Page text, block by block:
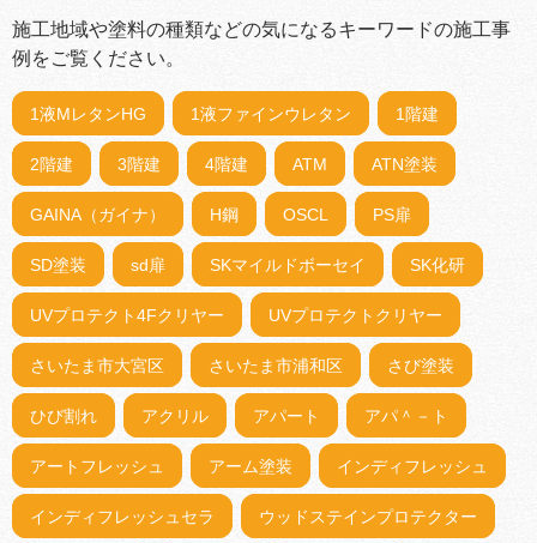
施工地域や塗料の種類などの気になるキーワードの施工事
例をご覧ください。
1液MレタンHG 1液ファインウレタン 1階建
2階建 3階建 4階建 ATM ATN塗装
GAINA（ガイナ） H鋼 OSCL PS扉
SD塗装 sd扉 SKマイルドボーセイ SK化研
UVプロテクト4Fクリヤー UVプロテクトクリヤー
さいたま市大宮区 さいたま市浦和区 さび塗装
ひび割れ アクリル アパート アパ＾－ト
アートフレッシュ アーム塗装 インディフレッシュ
インディフレッシュセラ ウッドステインプロテクター